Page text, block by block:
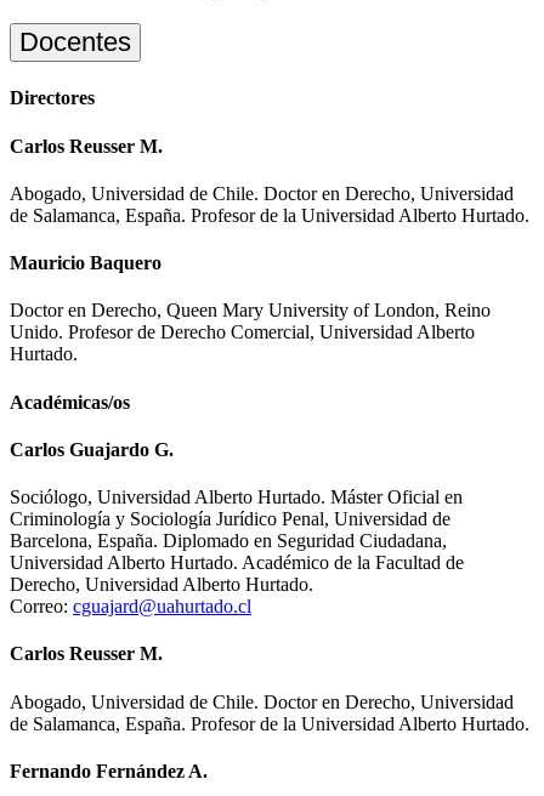
Docentes
Directores
Carlos Reusser M.
Abogado, Universidad de Chile. Doctor en Derecho, Universidad
de Salamanca, España. Profesor de la Universidad Alberto Hurtado.
Mauricio Baquero
Doctor en Derecho, Queen Mary University of London, Reino
Unido. Profesor de Derecho Comercial, Universidad Alberto
Hurtado.
Académicas/os
Carlos Guajardo G.
Sociólogo, Universidad Alberto Hurtado. Máster Oficial en
Criminología y Sociología Jurídico Penal, Universidad de
Barcelona, España. Diplomado en Seguridad Ciudadana,
Universidad Alberto Hurtado. Académico de la Facultad de
Derecho, Universidad Alberto Hurtado.
Correo: cguajard@uahurtado.cl
Carlos Reusser M.
Abogado, Universidad de Chile. Doctor en Derecho, Universidad
de Salamanca, España. Profesor de la Universidad Alberto Hurtado.
Fernando Fernández A.